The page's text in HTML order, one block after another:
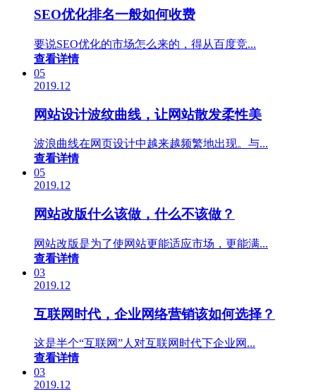
SEO优化排名一般如何收费
要说SEO优化的市场怎么来的，得从百度竞...
查看详情
05
2019.12
网站设计波纹曲线，让网站散发柔性美
波浪曲线在网页设计中越来越频繁地出现。与...
查看详情
05
2019.12
网站改版什么该做，什么不该做？
网站改版是为了使网站更能适应市场，更能满...
查看详情
03
2019.12
互联网时代，企业网络营销该如何选择？
这是半个“互联网”人对互联网时代下企业网...
查看详情
03
2019.12